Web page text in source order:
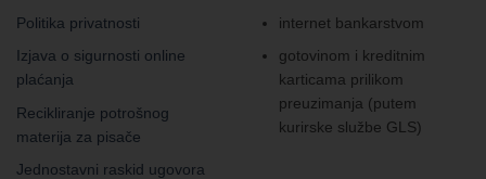
Politika privatnosti
Izjava o sigurnosti online
plaćanja
Recikliranje potrošnog
materija za pisače
Jednostavni raskid ugovora
internet bankarstvom
gotovinom i kreditnim
karticama prilikom
preuzimanja (putem
kurirske službe GLS)